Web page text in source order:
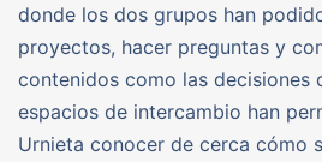
donde los dos grupos han
proyectos, hacer preguntas y
contenidos como las decisiones
espacios de intercambio han
Urnieta conocer de cerca cómo